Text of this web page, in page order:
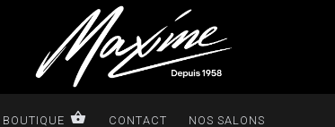
BOUTIQUE CONTACT NOS SALONS